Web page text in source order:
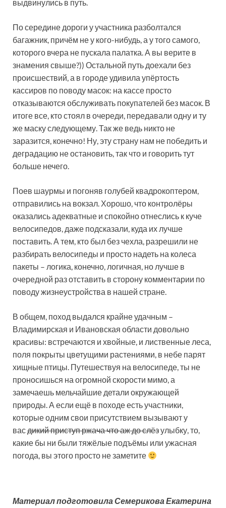
выдвинулись в путь.
По середине дороги у участника разболтался
багажник, причём не у кого-нибудь, а у того самого,
которого вчера не пускала палатка. А вы верите в
знамения свыше?)) Остальной путь доехали без
происшествий, а в городе удивила упёртость
кассиров по поводу масок: на кассе просто
отказываются обслуживать покупателей без масок. В
итоге все, кто стоял в очереди, передавали одну и ту
же маску следующему. Так же ведь никто не
заразится, конечно! Ну, эту страну нам не победить и
деградацию не остановить, так что и говорить тут
больше нечего.
Поев шаурмы и погоняв голубей квадрокоптером,
отправились на вокзал. Хорошо, что контролёры
оказались адекватные и спокойно отнеслись к куче
велосипедов, даже подсказали, куда их лучше
поставить. А тем, кто был без чехла, разрешили не
разбирать велосипеды и просто надеть на колеса
пакеты – логика, конечно, логичная, но лучше в
очередной раз отставить в сторону комментарии по
поводу жизнеустройства в нашей стране.
В общем, поход выдался крайне удачным –
Владимирская и Ивановская области довольно
красивы: встречаются и хвойные, и лиственные леса,
поля покрыты цветущими растениями, в небе парят
хищные птицы. Путешествуя на велосипеде, ты не
проносишься на огромной скорости мимо, а
замечаешь мельчайшие детали окружающей
природы. А если ещё в походе есть участники,
которые одним свои присутствием вызывают у
васдикий приступ ржача что аж до слёзулыбку, то,
какие бы ни были тяжёлые подъёмы или ужасная
погода, вы этого просто не заметите
Материал подготовила Семерикова Екатерина